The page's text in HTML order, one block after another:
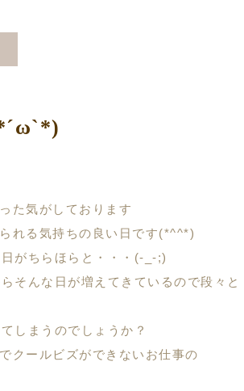
た気がしております
れる気持ちの良い日です(*^^*)
がちらほらと・・・(-_-;)
そんな日が増えてきているので段々と
しまうのでしょうか？
クールビズができないお仕事の